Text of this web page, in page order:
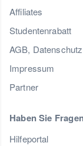
Affiliates
Studentenrabatt
AGB,
Impressum
Partner
Haben Sie
Hilfeportal